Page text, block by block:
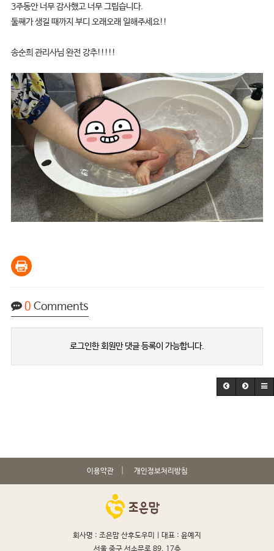
3주동안 너무 감사했고 너무 그립습니다.
둘째가 생길 때까지 부디 오래오래 일해주세요!!
송순희 관리사님 완전 강추!!!!!
0 Comments
로그인한 회원만 댓글 등록이 가능합니다.
이용약관 개인정보처리방침
회사명 : 조은맘 산후도우미 | 대표 : 윤예지